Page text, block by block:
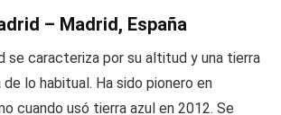
– Madrid, España
se caracteriza por su altitud y una tierra
de lo habitual. Ha sido pionero en
cuando usó tierra azul en 2012. Se